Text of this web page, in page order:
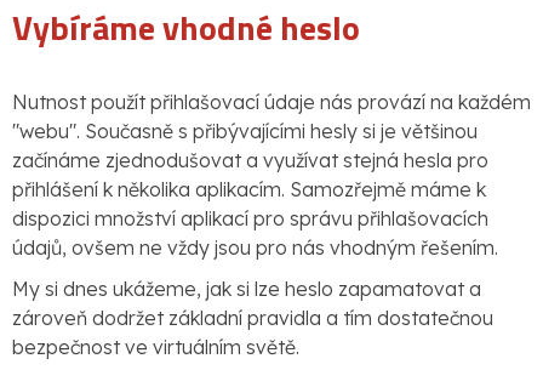
Vybíráme vhodné heslo
Nutnost použít přihlašovací údaje nás provází na každém
"webu". Současně s přibývajícími hesly si je většinou
začínáme zjednodušovat a využívat stejná hesla pro
přihlášení k několika aplikacím. Samozřejmě máme k
dispozici množství aplikací pro správu přihlašovacích
údajů, ovšem ne vždy jsou pro nás vhodným řešením.
My si dnes ukážeme, jak si lze heslo zapamatovat a
zároveň dodržet základní pravidla a tím dostatečnou
bezpečnost ve virtuálním světě.